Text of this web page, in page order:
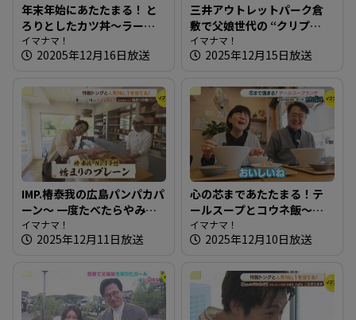
年末年始にあたたまる！ と
ろりとしたカツ丼～ラーメ
ン・中華 哲【たまにはそと
ランチ】
イマナマ！
20205年12月16日放送
三井アウトレットパーク倉
敷で父娘世代の “クリプ
レ”探し【街ネタ知りたガー
ル】
イマナマ！
2025年12月15日放送
IMP.椿泰我の広島パンパカパ
ーン～ 一度たべたらやみつ
きになる！子どもも大好き
な食パン
イマナマ！
2025年12月11日放送
心の芯まであたたまる！テ
ールスープとコウネ飯～き
っぽ【たまにはそとラン
チ】
イマナマ！
2025年12月10日放送